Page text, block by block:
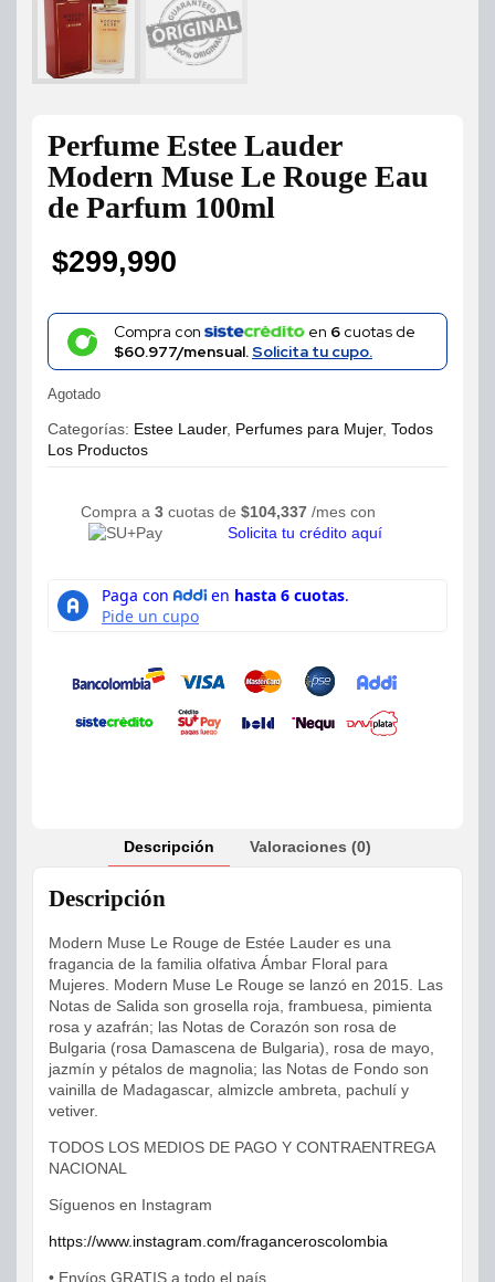
Perfume Estee Lauder
Modern Muse Le Rouge Eau
de Parfum 100ml
$299,990
Compra con en 6cuotas de
$60.977/mensual.Solicita tu cupo.
Agotado
Categorías: Estee Lauder, Perfumes para Mujer, Todos
Los Productos
Compra a 3 cuotas de $104,337 /mes con
Solicita tu crédito aquí
Descripción Valoraciones (0)
Descripción
Modern Muse Le Rouge de Estée Lauder es una
fragancia de la familia olfativa Ámbar Floral para
Mujeres. Modern Muse Le Rouge se lanzó en 2015. Las
Notas de Salida son grosella roja, frambuesa, pimienta
rosa y azafrán; las Notas de Corazón son rosa de
Bulgaria (rosa Damascena de Bulgaria), rosa de mayo,
jazmín y pétalos de magnolia; las Notas de Fondo son
vainilla de Madagascar, almizcle ambreta, pachulí y
vetiver.
TODOS LOS MEDIOS DE PAGO Y CONTRAENTREGA
NACIONAL
Síguenos en Instagram
https://www.instagram.com/fraganceroscolombia
• Envíos GRATIS a todo el país